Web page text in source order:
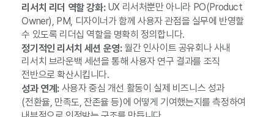
리서치 리더 역할 강화:UX 리서처뿐만 아니라 PO(Product
Owner), PM, 디자이너가 함께 사용자 관점을 실무에 반영할
수 있도록 리더십 역할을 명확히 정의합니다.
정기적인 리서치 세션 운영:월간 인사이트 공유회나 사내
리서치 브라운백 세션을 통해 사용자 연구 결과를 조직
전반으로 확산시킵니다.
성과 연계:사용자 중심 개선 활동이 실제 비즈니스 성과
(전환율, 만족도, 잔존율 등)에 어떻게 기여했는지를 측정하여